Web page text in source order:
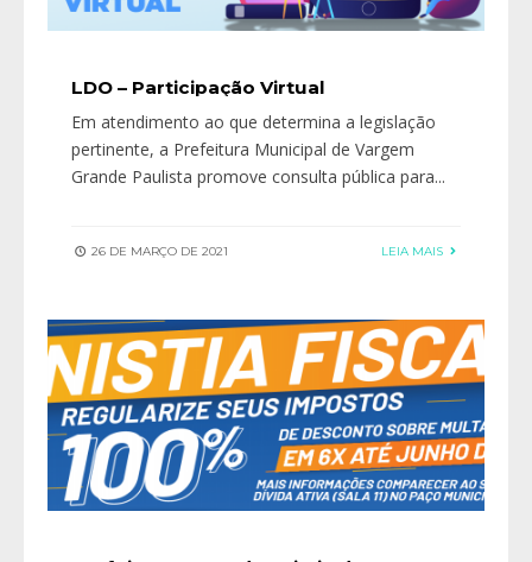
LDO – Participação Virtual
Em atendimento ao que determina a legislação
pertinente, a Prefeitura Municipal de Vargem
Grande Paulista promove consulta pública para...
26 DE MARÇO DE 2021 LEIA MAIS